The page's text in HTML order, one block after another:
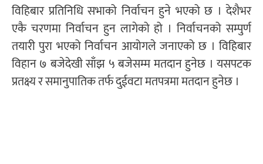
विहिबार प्रतिनिधि सभाको निर्वाचन हुने भएको छ । देशैभर
एकै चरणमा निर्वाचन हुन लागेको हो । निर्वाचनको सम्पुर्ण
तयारी पुरा भएको निर्वाचन आयोगले जनाएको छ । विहिबार
विहान ७ बजेदेखी साँझ ५ बजेसम्म मतदान हुनेछ । यसपटक
प्रतक्ष्य र समानुपातिक तर्फ दुईवटा मतपत्रमा मतदान हुनेछ ।